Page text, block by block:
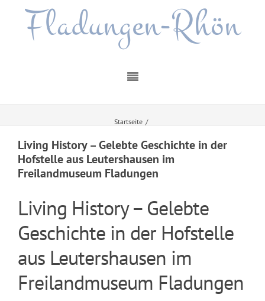
Fladungen-Rhön
Startseite /
Living History – Gelebte Geschichte in der
Hofstelle aus Leutershausen im
Freilandmuseum Fladungen
Living History – Gelebte
Geschichte in der Hofstelle
aus Leutershausen im
Freilandmuseum Fladungen